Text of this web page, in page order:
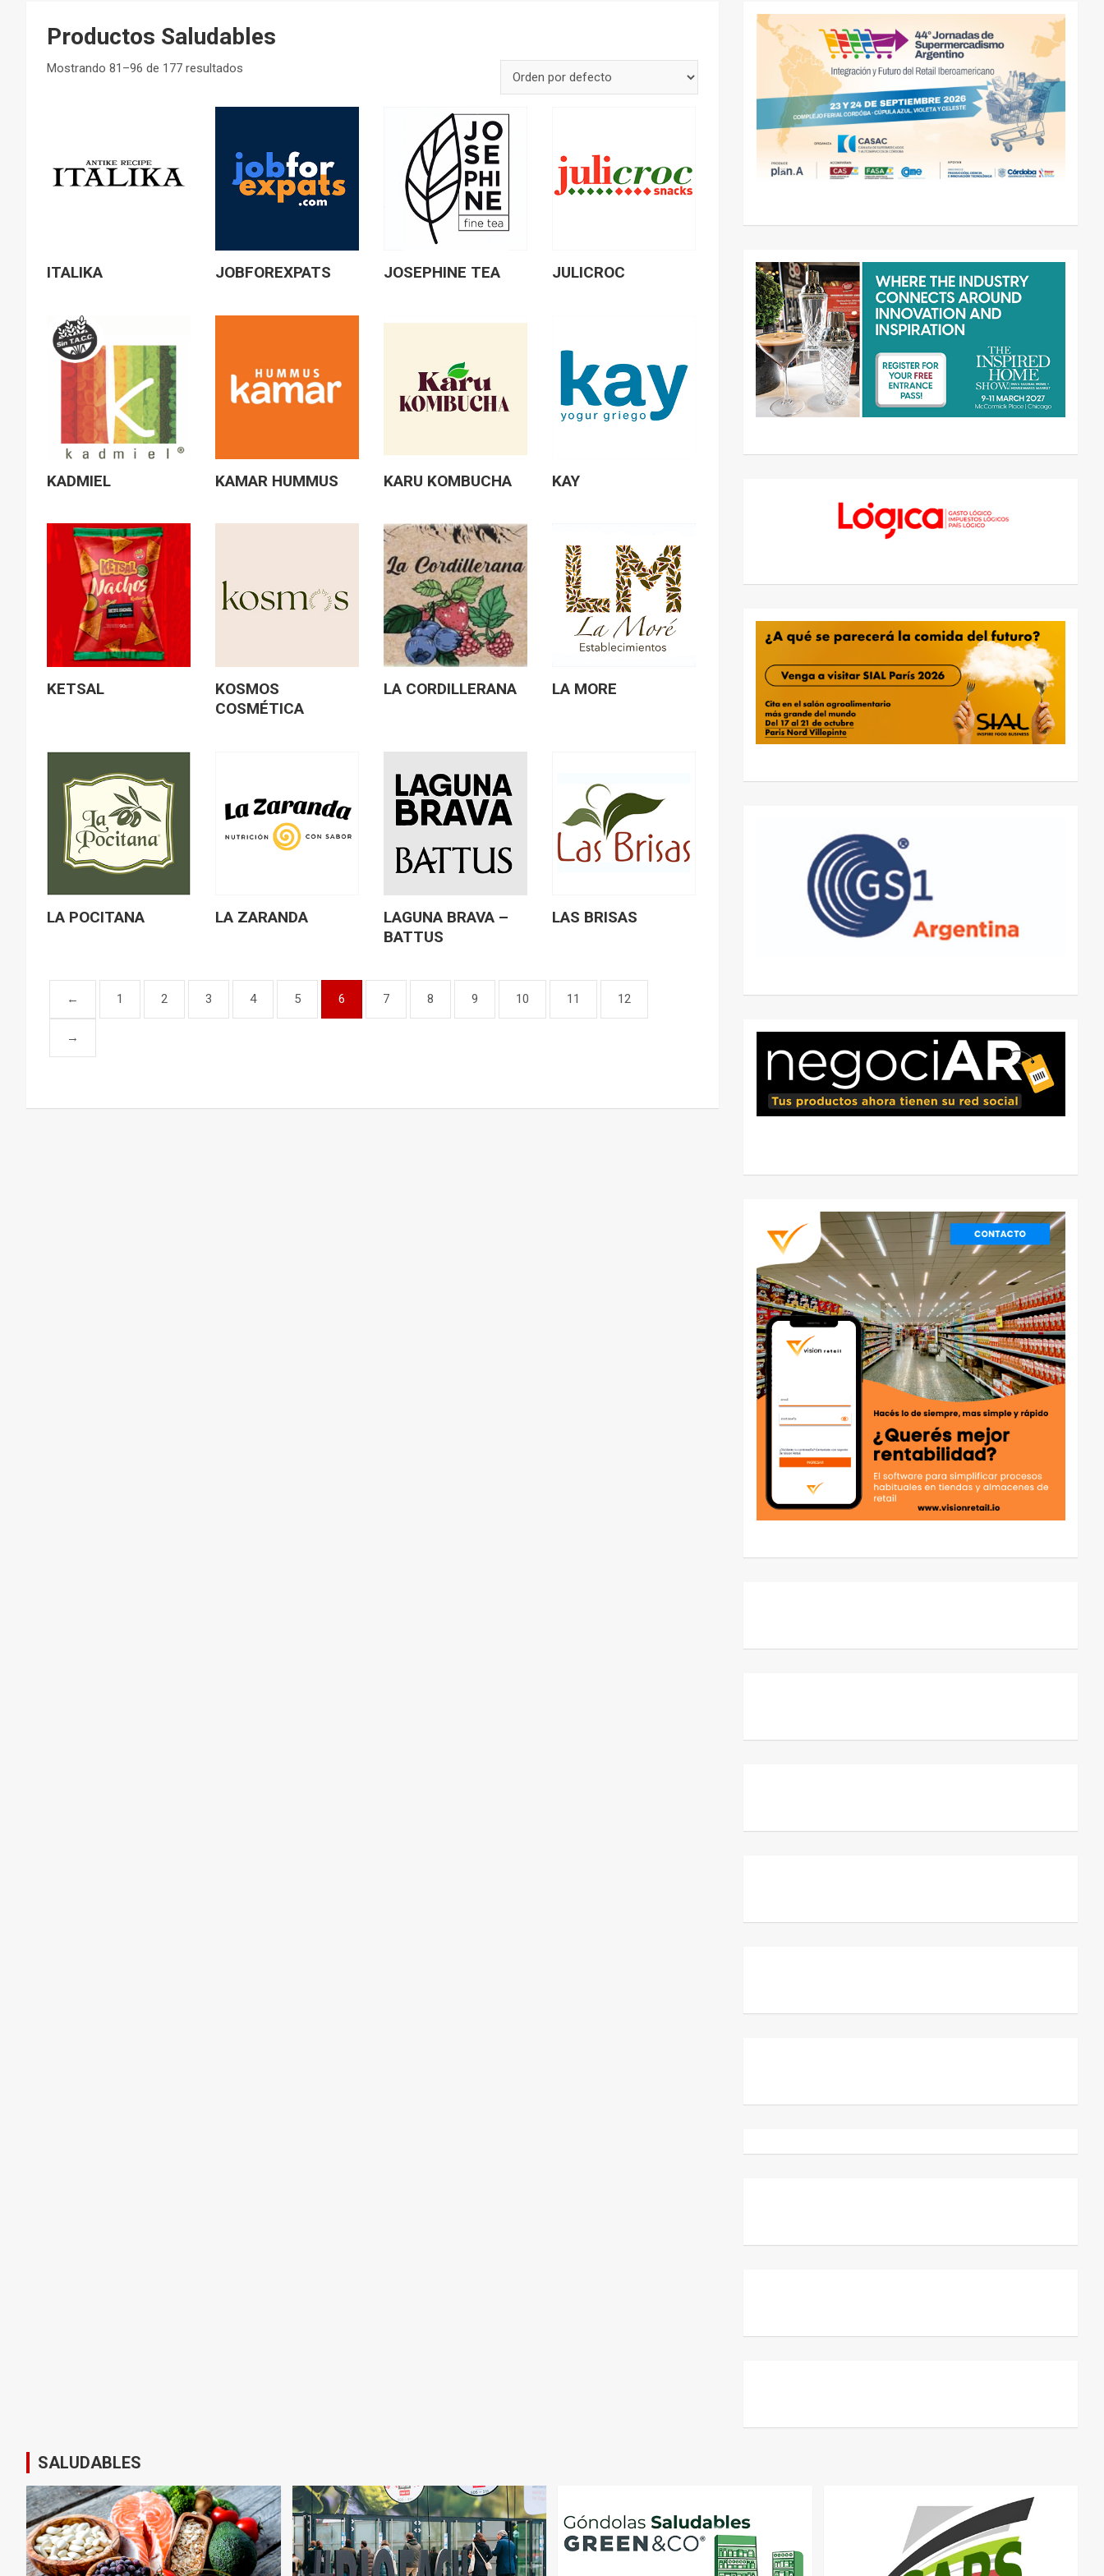
Productos Saludables
Mostrando 81–96 de 177 resultados
ITALIKA JOBFOREXPATS JOSEPHINE TEA JULICROC
KADMIEL KAMAR HUMMUS KARU KOMBUCHA KAY
KETSAL
KOSMOS
COSMÉTICA
LA CORDILLERANA LA MORE
LA POCITANA LA ZARANDA
LAGUNA BRAVA –
BATTUS
LAS BRISAS
← 1 2 3 4 5 6 7 8 9 10 11 12
→
SALUDABLES